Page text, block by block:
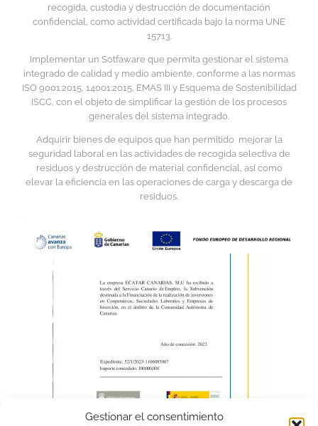
Gestionar el consentimiento
recogida, custodia y destrucción de documentación
confidencial, como actividad certificada bajo la norma UNE
15713.
Implementar un Sotfaware que permita gestionar el sistema
integrado de calidad y medio ambiente, conforme a las normas
ISO 9001:2015, 14001:2015, EMAS III y Esquema de Sostenibilidad
ISCC, con el objeto de simplificar la gestión de los procesos
generales del sistema integrado.
Adquirir bienes de equipos que han permitido mejorar la
seguridad laboral en las actividades de recogida selectiva de
residuos y destrucción de material confidencial, así como
elevar la eficiencia en las operaciones de carga y descarga de
residuos.